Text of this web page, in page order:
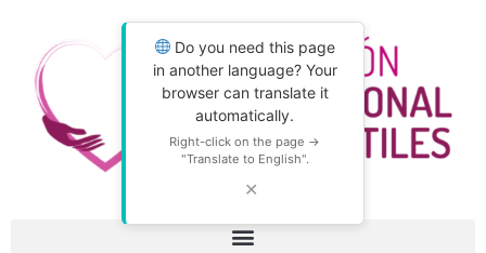
Do you need this page
in another language? Your
browser can translate it
automatically.
Right-click on the page →
"Translate to English".
✕